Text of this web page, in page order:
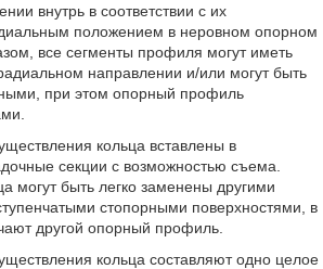
внутрь в соответствии с их
положением в неровном опорном
все сегменты профиля могут иметь
направлении и/или могут быть
при этом опорный профиль
кольца вставлены в
секции с возможностью съема.
могут быть легко заменены другими
стопорными поверхностями, в
другой опорный профиль.
кольца составляют одно целое